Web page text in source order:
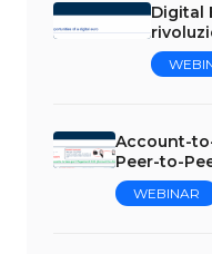
Digital
Account-
Peer-to-
WEBINAR